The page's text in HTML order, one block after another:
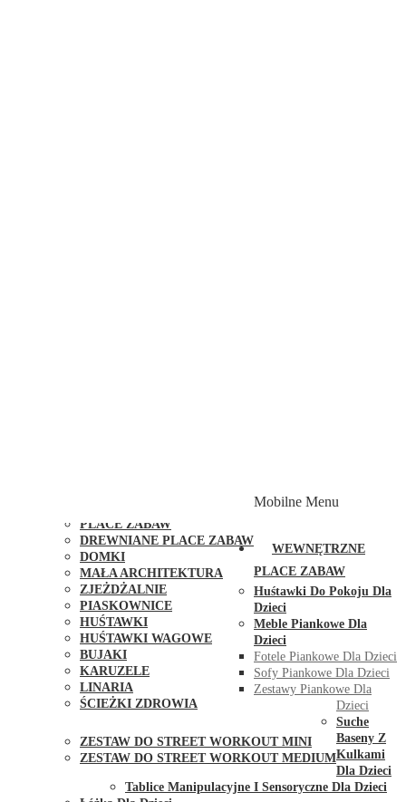
PLACE ZABAW
DREWNIANE PLACE ZABAW
DOMKI
MAŁA ARCHITEKTURA
ZJEŻDŻALNIE
PIASKOWNICE
HUŚTAWKI
HUŚTAWKI WAGOWE
BUJAKI
KARUZELE
LINARIA
ŚCIEŻKI ZDROWIA
ZESTAW DO STREET WORKOUT MINI
ZESTAW DO STREET WORKOUT MEDIUM
Mobilne Menu
WEWNĘTRZNE
PLACE ZABAW
Huśtawki Do Pokoju Dla
Dzieci
Meble Piankowe Dla
Dzieci
Fotele Piankowe Dla Dzieci
Sofy Piankowe Dla Dzieci
Zestawy Piankowe Dla
Dzieci
Suche
Baseny Z
Kulkami
Dla Dzieci
Tablice Manipulacyjne I Sensoryczne Dla Dzieci